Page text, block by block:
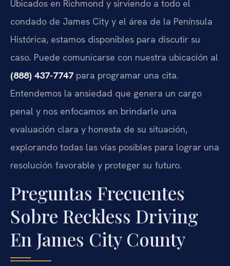
Ubicados en Richmond y sirviendo a todo el
condado de James City y el área de la Península
Histórica, estamos disponibles para discutir su
caso. Puede comunicarse con nuestra ubicación al
(888) 437-7747 para programar una cita.
Entendemos la ansiedad que genera un cargo
penal y nos enfocamos en brindarle una
evaluación clara y honesta de su situación,
explorando todas las vías posibles para lograr una
resolución favorable y proteger su futuro.
Preguntas Frecuentes
Sobre Reckless Driving
En James City County